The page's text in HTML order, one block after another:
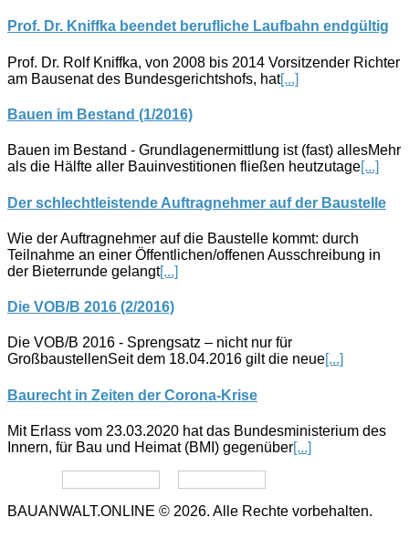
Prof. Dr. Kniffka beendet berufliche Laufbahn endgültig
Prof. Dr. Rolf Kniffka, von 2008 bis 2014 Vorsitzender Richter
am Bausenat des Bundesgerichtshofs, hat[...]
Bauen im Bestand (1/2016)
Bauen im Bestand - Grundlagenermittlung ist (fast) allesMehr
als die Hälfte aller Bauinvestitionen fließen heutzutage[...]
Der schlechtleistende Auftragnehmer auf der Baustelle
Wie der Auftragnehmer auf die Baustelle kommt: durch
Teilnahme an einer Öffentlichen/offenen Ausschreibung in
der Bieterrunde gelangt[...]
Die VOB/B 2016 (2/2016)
Die VOB/B 2016 - Sprengsatz – nicht nur für
GroßbaustellenSeit dem 18.04.2016 gilt die neue[...]
Baurecht in Zeiten der Corona-Krise
Mit Erlass vom 23.03.2020 hat das Bundesministerium des
Innern, für Bau und Heimat (BMI) gegenüber[...]
BAUANWALT.ONLINE © 2026. Alle Rechte vorbehalten.